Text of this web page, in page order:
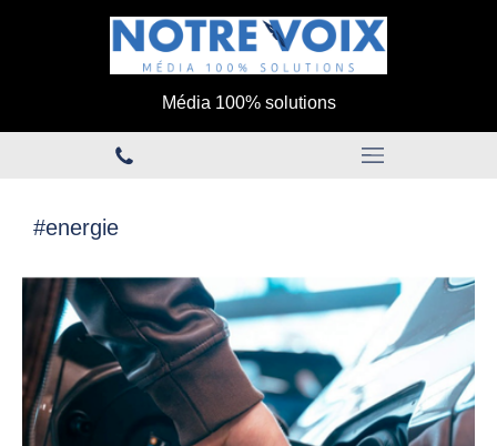
Média 100% solutions
#energie